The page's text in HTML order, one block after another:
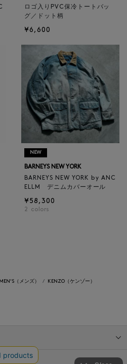
ロゴ入りPVC保冷トートバッ
グ／ドット柄
¥6,600
NEW
BARNEYS NEW YORK
BARNEYS NEW YORK by ANC
ELLM デニムカバーオール
¥58,300
2 colors
MEN'S（メンズ） KENZO（ケンゾー）
ド